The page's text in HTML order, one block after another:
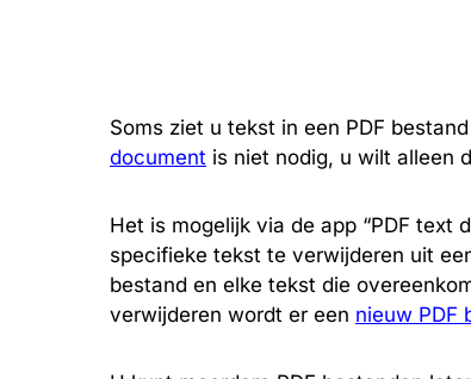
Soms ziet u tekst in een PDF
document is niet nodig, u wilt alleen
Het is mogelijk via de app “PDF text
specifieke tekst te verwijderen uit
bestand en elke tekst die
verwijderen wordt er een nieuw PDF